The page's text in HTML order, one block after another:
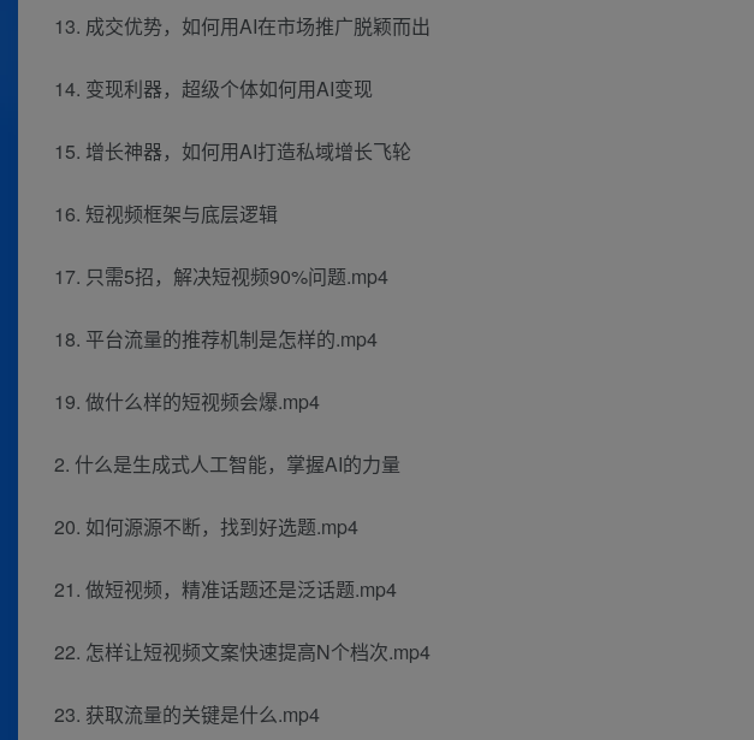
13. 成交优势，如何用AI在市场推广脱颖而出
14. 变现利器，超级个体如何用AI变现
15. 增长神器，如何用AI打造私域增长飞轮
16. 短视频框架与底层逻辑
17. 只需5招，解决短视频90%问题.mp4
18. 平台流量的推荐机制是怎样的.mp4
19. 做什么样的短视频会爆.mp4
2. 什么是生成式人工智能，掌握AI的力量
20. 如何源源不断，找到好选题.mp4
21. 做短视频，精准话题还是泛话题.mp4
22. 怎样让短视频文案快速提高N个档次.mp4
23. 获取流量的关键是什么.mp4